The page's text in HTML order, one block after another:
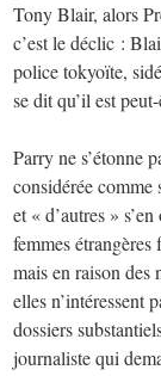
Tony Blair, alors
c’est le déclic :
police tokyoïte,
se dit qu’il est
Parry ne s’étonne
considérée
et « d’autres »
femmes
mais en raison des
elles n’intéressent
dossiers
journaliste qui